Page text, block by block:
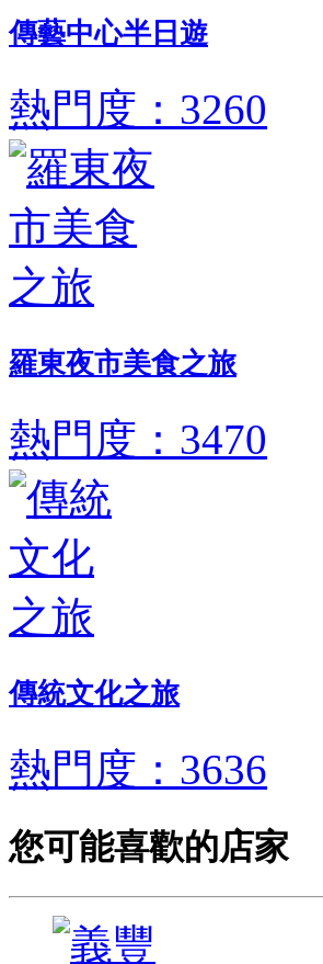
傳藝中心半日遊
熱門度：3260
羅東夜市美食之旅
熱門度：3470
傳統文化之旅
熱門度：3636
您可能喜歡的店家